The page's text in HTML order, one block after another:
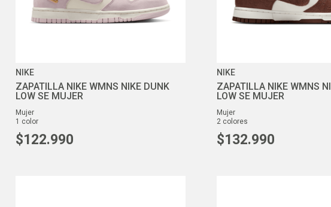
NIKE
ZAPATILLA NIKE WMNS NIKE DUNK
LOW SE MUJER
mujer
1 color
$122.990
NIKE
ZAPATILLA NIKE WMNS
LOW SE MUJER
mujer
2 colores
$132.990